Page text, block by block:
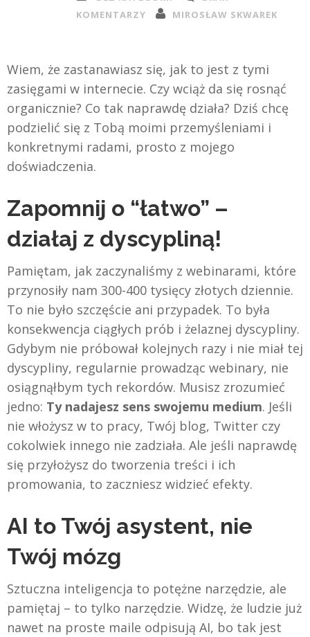
KOMENTARZY
MIROSŁAW SKWAREK
Wiem, że zastanawiasz się, jak to jest z tymi
zasięgami w internecie. Czy wciąż da się rosnąć
organicznie? Co tak naprawdę działa? Dziś chcę
podzielić się z Tobą moimi przemyśleniami i
konkretnymi radami, prosto z mojego
doświadczenia.
Zapomnij o “łatwo” –
działaj z dyscypliną!
Pamiętam, jak zaczynaliśmy z webinarami, które
przynosiły nam 300-400 tysięcy złotych dziennie.
To nie było szczęście ani przypadek. To była
konsekwencja ciągłych prób i żelaznej dyscypliny.
Gdybym nie próbował kolejnych razy i nie miał tej
dyscypliny, regularnie prowadząc webinary, nie
osiągnąłbym tych rekordów. Musisz zrozumieć
jedno: Ty nadajesz sens swojemu medium. Jeśli
nie włożysz w to pracy, Twój blog, Twitter czy
cokolwiek innego nie zadziała. Ale jeśli naprawdę
się przyłożysz do tworzenia treści i ich
promowania, to zaczniesz widzieć efekty.
AI to Twój asystent, nie
Twój mózg
Sztuczna inteligencja to potężne narzędzie, ale
pamiętaj – to tylko narzędzie. Widzę, że ludzie już
nawet na proste maile odpisują AI, bo tak jest